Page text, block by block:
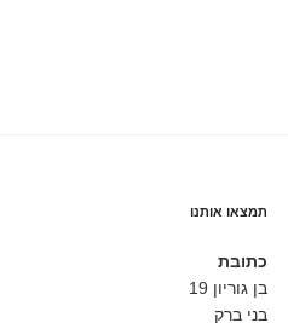
תמצאו אותנו
כתובת
בן גוריון 19
בני ברק